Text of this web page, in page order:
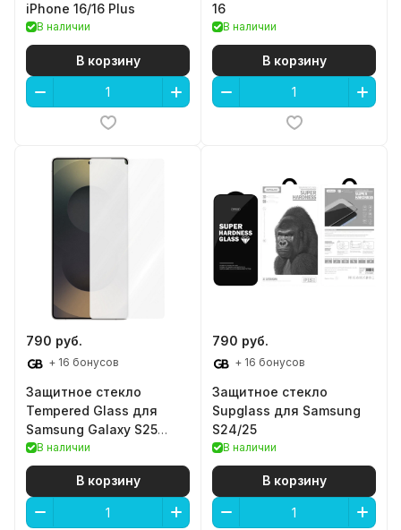
iPhone 16/16 Plus
В наличии
В корзину
16
В наличии
В корзину
790 руб.
+ 16 бонусов
Защитное стекло
Tempered Glass для
Samsung Galaxy S25
Ultra
В наличии
В корзину
790 руб.
+ 16 бонусов
Защитное стекло
Supglass для Samsung
S24/25
В наличии
В корзину